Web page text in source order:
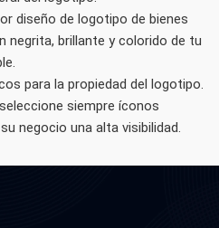
diseño de logotipo de bienes
negrita, brillante y colorido de tu
para la propiedad del logotipo.
siempre íconos
negocio una alta visibilidad.